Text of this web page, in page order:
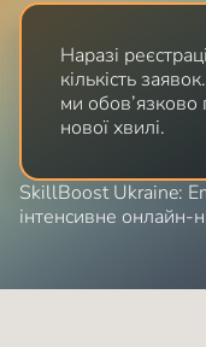
Наразі
кількість
ми обов’язково
нової хвилі.
SkillBoost Ukraine:
інтенсивне онлайн-